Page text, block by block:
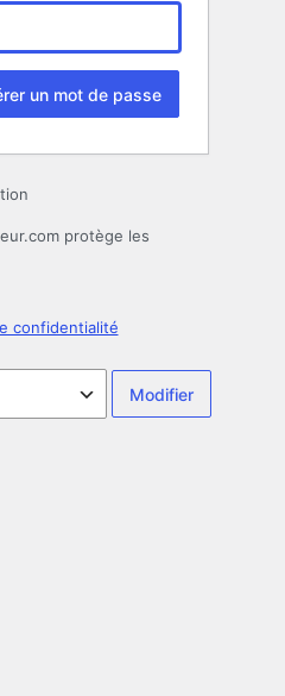
protège les
confidentialité